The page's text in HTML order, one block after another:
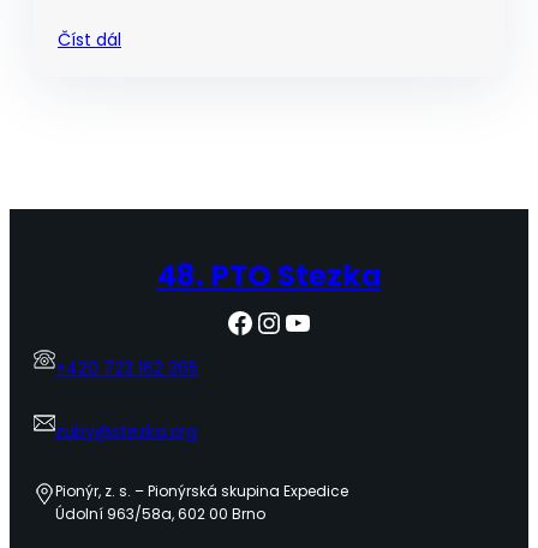
Číst dál
48. PTO Stezka
Facebook InstagramYouTube
+420 723 162 365
zuby@stezka.org
Pionýr, z. s. – Pionýrská skupina Expedice
Údolní 963/58a, 602 00 Brno